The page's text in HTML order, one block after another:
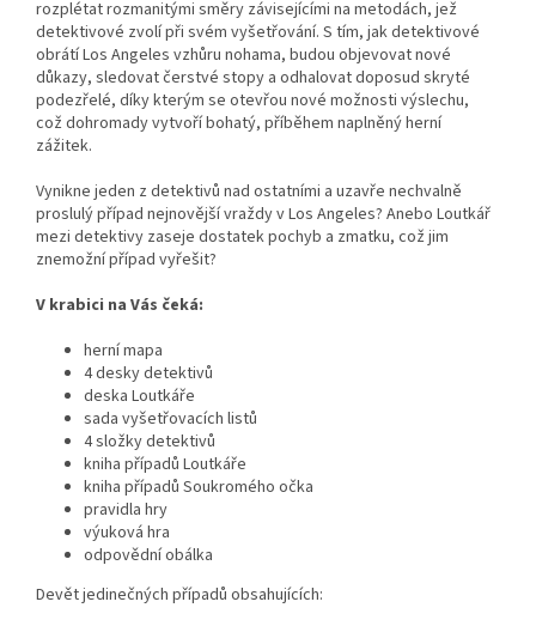
rozplétat rozmanitými směry závisejícími na metodách, jež
detektivové zvolí při svém vyšetřování. S tím, jak detektivové
obrátí Los Angeles vzhůru nohama, budou objevovat nové
důkazy, sledovat čerstvé stopy a odhalovat doposud skryté
podezřelé, díky kterým se otevřou nové možnosti výslechu,
což dohromady vytvoří bohatý, příběhem naplněný herní
zážitek.
Vynikne jeden z detektivů nad ostatními a uzavře nechvalně
proslulý případ nejnovější vraždy v Los Angeles? Anebo Loutkář
mezi detektivy zaseje dostatek pochyb a zmatku, což jim
znemožní případ vyřešit?
V krabici na Vás čeká:
herní mapa
4 desky detektivů
deska Loutkáře
sada vyšetřovacích listů
4 složky detektivů
kniha případů Loutkáře
kniha případů Soukromého očka
pravidla hry
výuková hra
odpovědní obálka
Devět jedinečných případů obsahujících: